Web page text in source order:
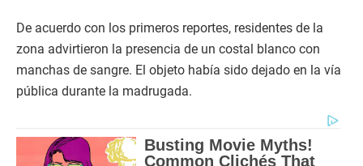
De acuerdo con los primeros reportes, residentes de la
zona advirtieron la presencia de un costal blanco con
manchas de sangre. El objeto había sido dejado en la vía
pública durante la madrugada.